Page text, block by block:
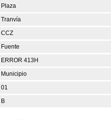
Plaza
Tranvía
CCZ
Fuente
ERROR 413H
Municipio
01
B